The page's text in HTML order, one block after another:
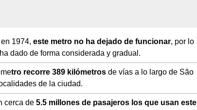
1974, este metro no ha dejado de funcionar, por lo
dado de forma considerada y gradual.
tro recorre 389 kilómetros de vías a lo largo de São
de la ciudad.
cerca de 5.5 millones de pasajeros los que usan este